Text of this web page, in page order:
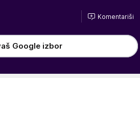
Komentariši
Google izbor